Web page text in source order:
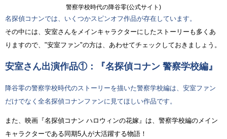
警察学校時代の降谷零(公式サイト)
名探偵コナンでは、いくつかスピンオフ作品が存在しています。
その中には、安室さんをメインキャラクターにしたストーリーも多くあ
りますので、"安室ファン"の方は、あわせてチェックしておきましょう。
安室さん出演作品①：『名探偵コナン 警察学校編』
降谷零の警察学校時代のストーリーを描いた警察学校編は、安室ファン
だけでなく全名探偵コナンファンに見てほしい作品です。
また、映画『名探偵コナン ハロウィンの花嫁』は、警察学校編のメイン
キャラクターである同期5人が大活躍する物語！